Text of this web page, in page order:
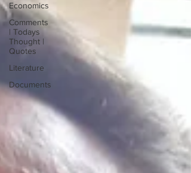
Economics
Comments
| Todays
Thought |
Quotes
Literature
Documents